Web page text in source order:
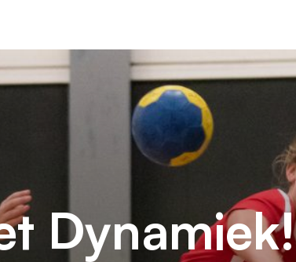
Dynamiek!